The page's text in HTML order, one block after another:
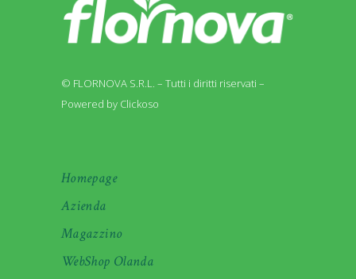
© FLORNOVA S.R.L. – Tutti i diritti riservati –
Powered by Clickoso
Homepage
Azienda
Magazzino
WebShop Olanda